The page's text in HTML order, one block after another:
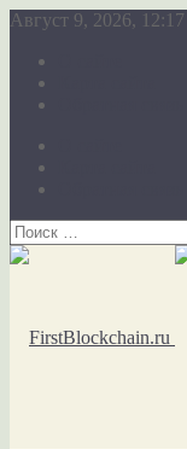
Август 9, 2026, 12:17